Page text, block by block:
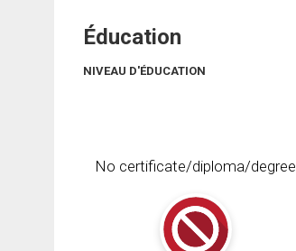
Éducation
NIVEAU D'ÉDUCATION
No certificate/diploma/degree